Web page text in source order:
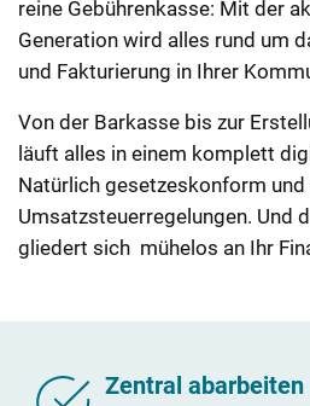
reine Gebührenkasse: Mit der
Generation wird alles rund um
und Fakturierung in Ihrer
Von der Barkasse bis zur
läuft alles in einem komplett
Natürlich gesetzeskonform und
Umsatzsteuerregelungen. Und
gliedert sich mühelos an Ihr
Zentral abarbeiten